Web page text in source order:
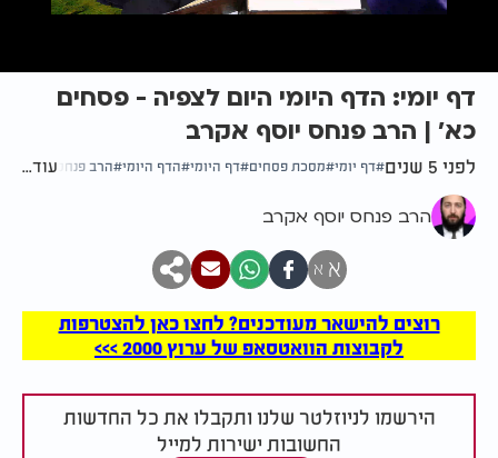
דף יומי: הדף היומי היום לצפיה - פסחים
כא’ | הרב פנחס יוסף אקרב
לפני 5 שנים דף יומי מסכת פסחים דף היומי הדף היומי הרב פנחס יוסף
עוד...
הרב פנחס יוסף אקרב
א א
רוצים להישאר מעודכנים? לחצו כאן להצטרפות
לקבוצות הוואטסאפ של ערוץ 2000 >>>
הירשמו לניוזלטר שלנו ותקבלו את כל החדשות
החשובות ישירות למייל